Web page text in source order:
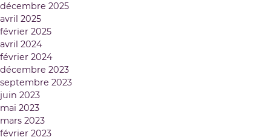
décembre 2025
avril 2025
février 2025
avril 2024
février 2024
décembre 2023
septembre 2023
juin 2023
mai 2023
mars 2023
février 2023